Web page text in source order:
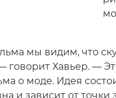
мы видим, что
говорит Хавьер. —
о моде. Идея
и зависит от